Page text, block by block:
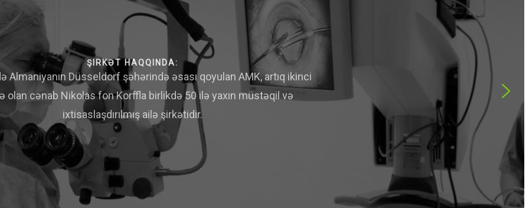
ŞIRKƏT HAQQINDA:
Almaniyanın Düsseldorf şəhərində əsası qoyulan AMK, artıq ikinci
olan cənab Nikolas fon Korffla birlikdə 50 ilə yaxın müstəqil və
ixtisaslaşdırılmış ailə şirkətidir.